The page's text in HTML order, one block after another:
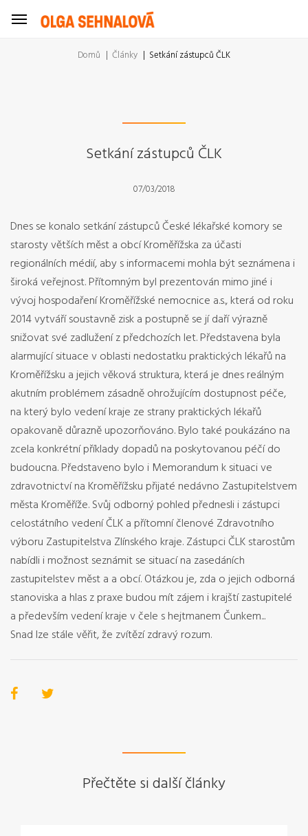
Domů Články Setkání zástupců ČLK
Setkání zástupců ČLK
07/03/2018
Dnes se konalo setkání zástupců České lékařské komory se
starosty větších měst a obcí Kroměřížska za účasti
regionálních médií, aby s informacemi mohla být seznámena i
široká veřejnost. Přítomným byl prezentován mimo jiné i
vývoj hospodaření Kroměřížské nemocnice a.s., která od roku
2014 vytváří soustavně zisk a postupně se jí daří výrazně
snižovat své zadlužení z předchozích let. Představena byla
alarmující situace v oblasti nedostatku praktických lékařů na
Kroměřížsku a jejich věková struktura, která je dnes reálným
akutním problémem zásadně ohrožujícím dostupnost péče,
na který bylo vedení kraje ze strany praktických lékařů
opakovaně důrazně upozorňováno. Bylo také poukázáno na
zcela konkrétní příklady dopadů na poskytovanou péčí do
budoucna. Představeno bylo i Memorandum k situaci ve
zdravotnictví na Kroměřížsku přijaté nedávno Zastupitelstvem
města Kroměříže. Svůj odborný pohled přednesli i zástupci
celostátního vedení ČLK a přítomní členové Zdravotního
výboru Zastupitelstva Zlínského kraje. Zástupci ČLK starostům
nabídli i možnost seznámit se situací na zasedáních
zastupitelstev měst a a obcí. Otázkou je, zda o jejich odborná
stanoviska a hlas z praxe budou mít zájem i krajští zastupitelé
a především vedení kraje v čele s hejtmanem Čunkem...
Snad lze stále věřit, že zvítězí zdravý rozum.
Přečtěte si další články